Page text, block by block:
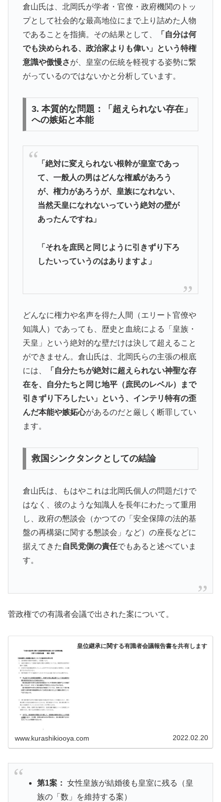
倉山氏は、北岡氏が学者・官僚・政府機関のトッ
プとして社会的な最高地位にまで上り詰めた人物
であることを指摘。その結果として、
「自分は何
でも決められる、政治家よりも偉い」という特権
意識や傲慢さが、皇室の伝統を軽視する姿勢に繋
がっているのではないかと分析しています。
3. 本質的な問題：「超えられない存在」
への嫉妬と本能
「絶対に変えられない根幹が皇室であっ
て、一般人の男はどんな権威があろう
が、権力があろうが、皇族になれない、
当然天皇になれないっていう絶対の壁が
あったんですね」
「それを庶民と同じように引きずり下ろ
したいっていうのはありますよ」
どんなに権力や名声を得た人間（エリート官僚や
知識人）であっても、歴史と血統による「皇族・
天皇」という絶対的な壁だけは決して超えること
ができません。倉山氏は、北岡氏らの主張の根底
には、
「自分たちが絶対に超えられない神聖な存
在を、自分たちと同じ地平（庶民のレベル）まで
引きずり下ろしたい」という、インテリ特有の歪
んだ本能や嫉妬心があるのだと厳しく断罪してい
ます。
救国シンクタンクとしての結論
倉山氏は、もはやこれは北岡氏個人の問題だけで
はなく、彼のような知識人を長年にわたって重用
し、政府の懇談会（かつての「安全保障の法的基
盤の再構築に関する懇談会」など）の座長などに
据えてきた 自民党側の責任でもあると述べていま
す。
菅政権での有識者会議で出された案について。
皇位継承に関する有識者会議報告書を共有します
www.kurashikiooya.com 2022.02.20
第1案： 女性皇族が結婚後も皇室に残る（皇
族の「数」を維持する案）